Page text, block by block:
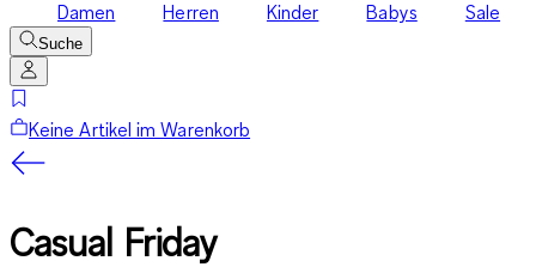
Damen Herren Kinder Babys Sale
Suche
Keine Artikel im Warenkorb
Casual Friday